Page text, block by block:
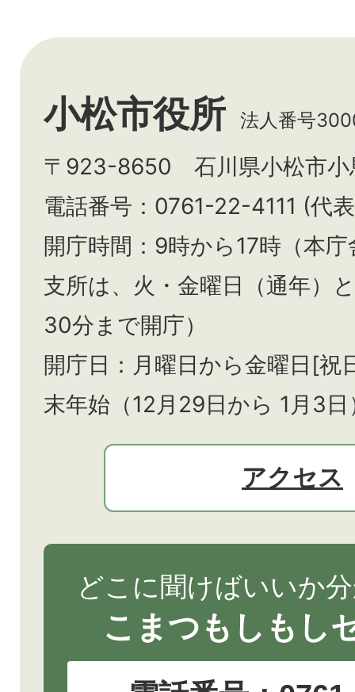
小松市役所 法人番号
〒923-8650 石川県小松市小
電話番号：0761-22-4111 (代
開庁時間：9時から17時（本
支所は、火・金曜日（通年）と
30分まで開庁）
開庁日：月曜日から金曜日[祝
末年始（12月29日から 1月3
アクセス
どこに聞けばいいか
こまつもしもし